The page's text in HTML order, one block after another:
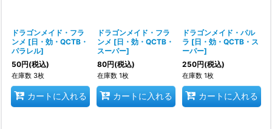
ドラゴンメイド・フラ
ンメ [日・効・QCTB・
パラレル]
50円(税込)
在庫数 3枚
カートに入れる
ドラゴンメイド・フラ
ンメ [日・効・QCTB・
スーパー]
80円(税込)
在庫数 1枚
カートに入れる
ドラゴンメイド・パル
ラ [日・効・QCTB・ス
ーパー]
250円(税込)
在庫数 1枚
カートに入れる